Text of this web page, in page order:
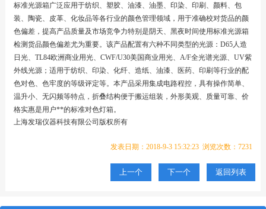
标准光源箱广泛应用于纺织、塑胶、油漆、油墨、印染、印刷、颜料、包
装、陶瓷、皮革、化妆品等各行业的颜色管理领域，用于准确校对货品的颜
色偏差，提高产品质量及市场竞争力特别是阴天、黑夜时间使用标准光源箱
检测货品颜色偏差尤为重要。该产品配置有六种不同类型的光源：D65人造
日光、TL84欧洲商业用光、CWF/U30美国商业用光、A/F全光谱光源、UV紫
外线光源；适用于纺织、印染、化纤、造纸、油漆、医药、印刷等行业的配
色对色、色牢度的等级评定等。本产品采用集成电路程控，具有操作简单、
温升小、无闪频等特点，折叠结构便于搬运组装，外形美观、质量可靠、价
格实惠是用户**的标准对色灯箱。
上海发瑞仪器科技有限公司版权所有
发表日期：2018-9-3 15:32:23 浏览次数：7231
上一个 下一个 返回列表